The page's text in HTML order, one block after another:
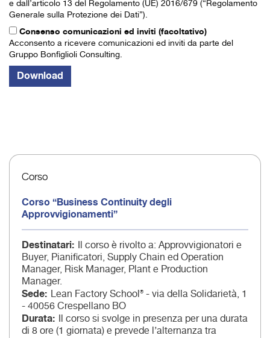
e dall’articolo 13 del Regolamento (UE) 2016/679 (“Regolamento
Generale sulla Protezione dei Dati”).
Consenso comunicazioni ed inviti (facoltativo)
Acconsento a ricevere comunicazioni ed inviti da parte del
Gruppo Bonfiglioli Consulting.
Corso
Corso “Business Continuity degli
Approvvigionamenti”
Destinatari Il corso è rivolto a: Approvvigionatori e
Buyer, Pianificatori, Supply Chain ed Operation
Manager, Risk Manager, Plant e Production
Manager.
Sede Lean Factory School® - via della Solidarietà, 1
- 40056 Crespellano BO
Durata Il corso si svolge in presenza per una durata
di 8 ore (1 giornata) e prevede l’alternanza tra